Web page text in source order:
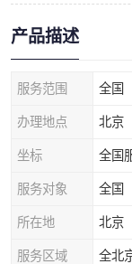
产品描述
服务范围 全国
办理地点 北京
坐标 全国
服务对象 全国
所在地 北京
服务区域 全北